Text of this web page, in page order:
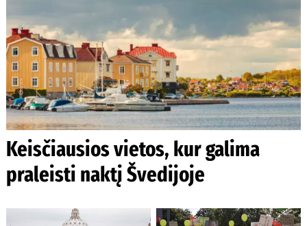
Keisčiausios vietos, kur galima
praleisti naktį Švedijoje